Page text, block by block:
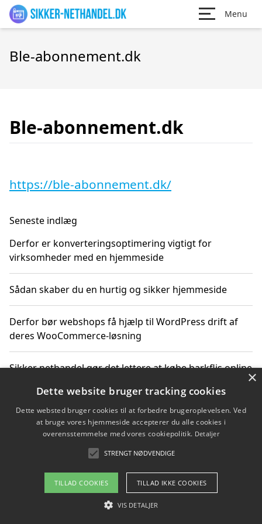
Menu
Ble-abonnement.dk
Ble-abonnement.dk
https://ble-abonnement.dk/
Seneste indlæg
Derfor er konverteringsoptimering vigtigt for
virksomheder med en hjemmeside
Sådan skaber du en hurtig og sikker hjemmeside
Derfor bør webshops få hjælp til WordPress drift af
deres WooCommerce-løsning
Sikker nethandel gør det lettere at købe barkflis online
Ting du bør vide før du vælger webbureau i Aarhus
Copyright 2026 - Pilanto Aps
Om / kontakt
Blog Betingelser
×
Dette website bruger tracking cookies
Dette websted bruger cookies til at forbedre brugeroplevelsen. Ved
at bruge vores hjemmeside accepterer du alle cookies i
overensstemmelse med vores cookiepolitik. Detaljer
STRENGT NØDVENDIGE
TILLAD COOKIES TILLAD IKKE COOKIES
VIS DETALJER